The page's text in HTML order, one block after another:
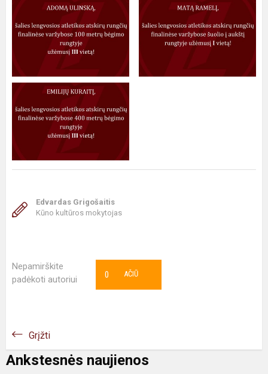
Edvardas Grigošaitis
Kūno kultūros mokytojas
Nepamirškite
padėkoti autoriui
AČIŪ
0
Grįžti
Ankstesnės naujienos